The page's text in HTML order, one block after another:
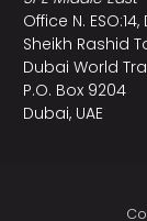
Office N.
Sheikh Rashid
Dubai World
P.O. Box 9204
Dubai, UAE